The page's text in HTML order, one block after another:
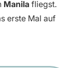
Manila fliegst.
erste Mal auf